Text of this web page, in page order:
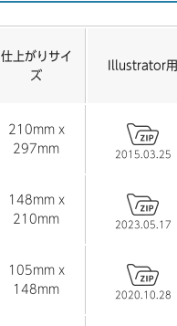
仕上がりサイ
ズ
Illustrator用
210mm x
297mm
2015.03.25
148mm x
210mm
2023.05.17
105mm x
148mm
2020.10.28